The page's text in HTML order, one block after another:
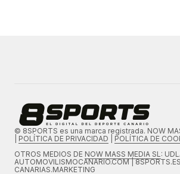
© 8SPORTS es una marca registrada. NOW
POLÍTICA DE PRIVACIDAD POLÍTICA DE
OTROS MEDIOS DE NOW MASS MEDIA SL:
AUTOMOVILISMOCANARIO.COM | 8SPORTS.ES
CANARIAS.MARKETING